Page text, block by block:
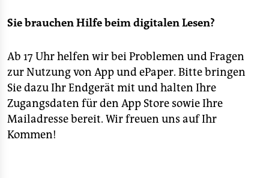
Sie brauchen Hilfe beim digitalen Lesen?
Ab 17 Uhr helfen wir bei Problemen und Fragen
zur Nutzung von App und ePaper. Bitte bringen
Sie dazu Ihr Endgerät mit und halten Ihre
Zugangsdaten für den App Store sowie Ihre
Mailadresse bereit. Wir freuen uns auf Ihr
Kommen!